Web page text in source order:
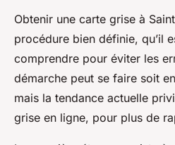
Obtenir une carte grise à
procédure bien définie, qu’il
comprendre pour éviter les
démarche peut se faire soit
mais la tendance actuelle
grise en ligne, pour plus de